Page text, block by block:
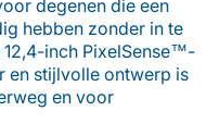
degenen die een
hebben zonder in te
12,4-inch PixelSense™-
en stijlvolle ontwerp is
en voor